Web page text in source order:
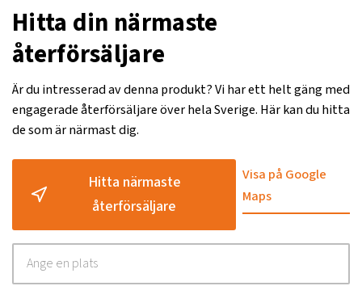
Hitta din närmaste
återförsäljare
Är du intresserad av denna produkt? Vi har ett helt gäng med
engagerade återförsäljare över hela Sverige. Här kan du hitta
de som är närmast dig.
Hitta närmaste
återförsäljare
Visa på Google
Maps